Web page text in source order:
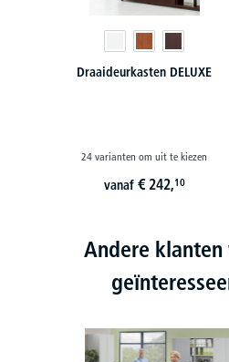
Draaideurkasten DELUXE
24 varianten om uit te kiezen
vanaf € 242,10
Andere